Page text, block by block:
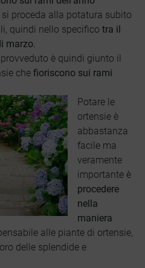
si proceda alla potatura subito
quindi nello specifico tra il
marzo.
è quindi giunto il
che fioriscono sui rami
Potare le
ortensie è
abbastanza
facile ma
veramente
importante è
procedere
nella
maniera
alle piante di ortensie,
delle splendide e